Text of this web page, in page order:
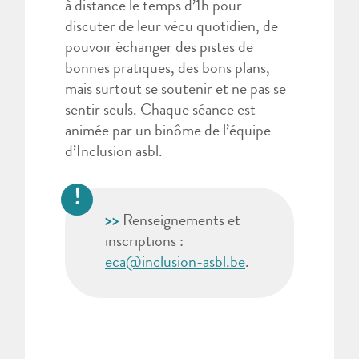
à distance le temps d’1h pour
discuter de leur vécu quotidien, de
pouvoir échanger des pistes de
bonnes pratiques, des bons plans,
mais surtout se soutenir et ne pas se
sentir seuls. Chaque séance est
animée par un binôme de l’équipe
d’Inclusion asbl.
>> Renseignements et
inscriptions :
eca@inclusion-asbl.be.